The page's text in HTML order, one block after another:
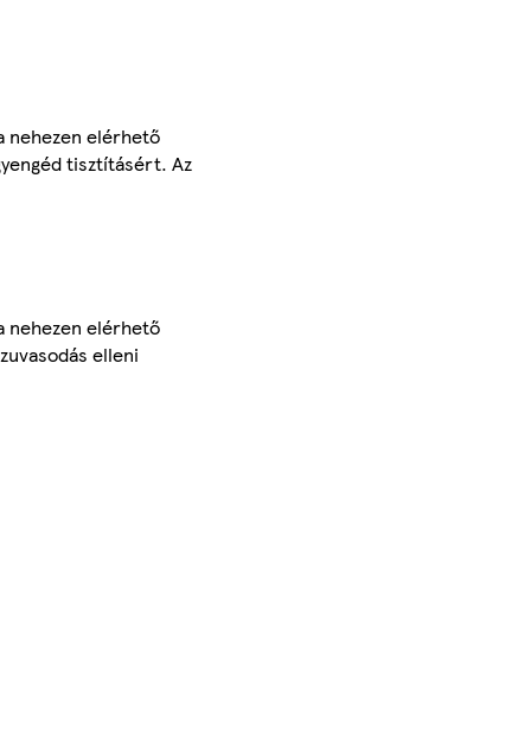
nehezen elérhető
tisztításért. Az
nehezen elérhető
elleni